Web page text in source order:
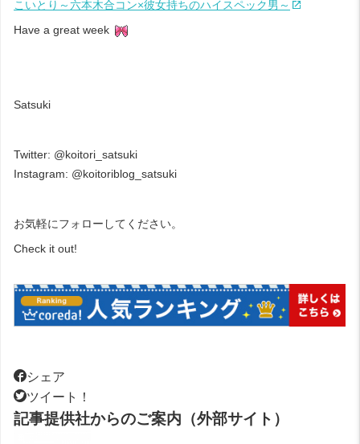
こいとり～六本木合コン×彼女持ちのハイスペック男～
Have a great week
Satsuki
Twitter: @koitori_satsuki
Instagram: @koitoriblog_satsuki
お気軽にフォローしてください。
Check it out!
シェア
ツイート！
記事提供社からのご案内（外部サイト）